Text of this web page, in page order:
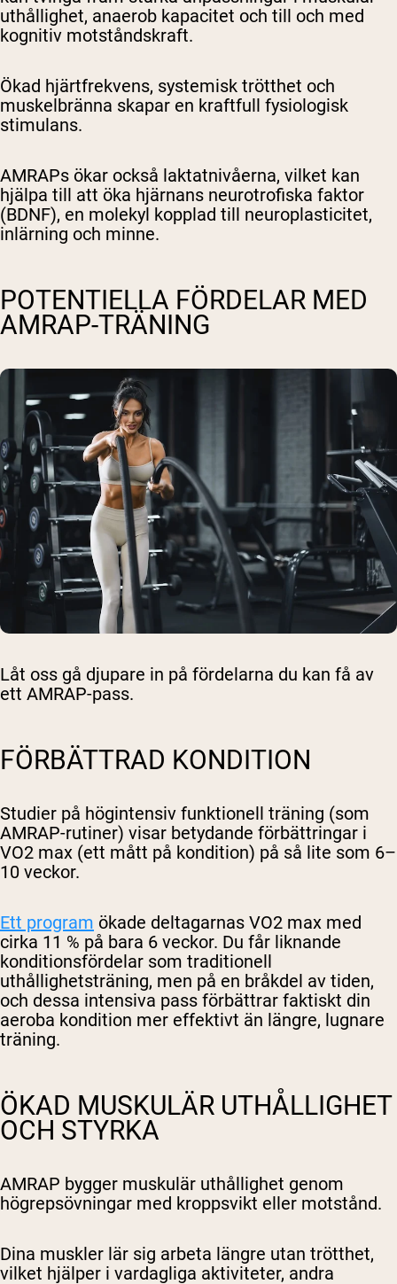
uthållighet, anaerob kapacitet och till och med
kognitiv motståndskraft.
Ökad hjärtfrekvens, systemisk trötthet och
muskelbränna skapar en kraftfull fysiologisk
stimulans.
AMRAPs ökar också laktatnivåerna, vilket kan
hjälpa till att öka hjärnans neurotrofiska faktor
(BDNF), en molekyl kopplad till neuroplasticitet,
inlärning och minne.
POTENTIELLA FÖRDELAR MED
AMRAP-TRÄNING
Låt oss gå djupare in på fördelarna du kan få av
ett AMRAP-pass.
FÖRBÄTTRAD KONDITION
Studier på högintensiv funktionell träning (som
AMRAP-rutiner) visar betydande förbättringar i
VO2 max (ett mått på kondition) på så lite som 6–
10 veckor.
Ett program ökade deltagarnas VO2 max med
cirka 11 % på bara 6 veckor. Du får liknande
konditionsfördelar som traditionell
uthållighetsträning, men på en bråkdel av tiden,
och dessa intensiva pass förbättrar faktiskt din
aeroba kondition mer effektivt än längre, lugnare
träning.
ÖKAD MUSKULÄR UTHÅLLIGHET
OCH STYRKA
AMRAP bygger muskulär uthållighet genom
högrepsövningar med kroppsvikt eller motstånd.
Dina muskler lär sig arbeta längre utan trötthet,
vilket hjälper i vardagliga aktiviteter, andra